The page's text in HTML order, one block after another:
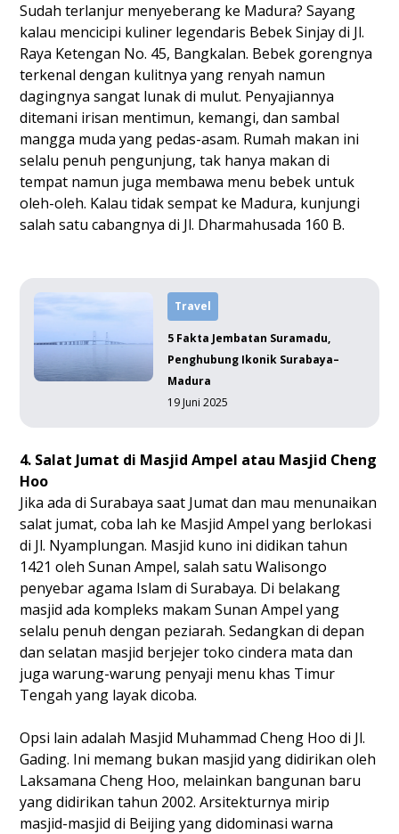
Sudah terlanjur menyeberang ke Madura? Sayang
kalau mencicipi kuliner legendaris Bebek Sinjay di Jl.
Raya Ketengan No. 45, Bangkalan. Bebek gorengnya
terkenal dengan kulitnya yang renyah namun
dagingnya sangat lunak di mulut. Penyajiannya
ditemani irisan mentimun, kemangi, dan sambal
mangga muda yang pedas-asam. Rumah makan ini
selalu penuh pengunjung, tak hanya makan di
tempat namun juga membawa menu bebek untuk
oleh-oleh. Kalau tidak sempat ke Madura, kunjungi
salah satu cabangnya di Jl. Dharmahusada 160 B.
Travel
5 Fakta Jembatan Suramadu,
Penghubung Ikonik Surabaya–
Madura
19 Juni 2025
4. Salat Jumat di Masjid Ampel atau Masjid Cheng
Hoo
Jika ada di Surabaya saat Jumat dan mau menunaikan
salat jumat, coba lah ke Masjid Ampel yang berlokasi
di Jl. Nyamplungan. Masjid kuno ini didikan tahun
1421 oleh Sunan Ampel, salah satu Walisongo
penyebar agama Islam di Surabaya. Di belakang
masjid ada kompleks makam Sunan Ampel yang
selalu penuh dengan peziarah. Sedangkan di depan
dan selatan masjid berjejer toko cindera mata dan
juga warung-warung penyaji menu khas Timur
Tengah yang layak dicoba.
Opsi lain adalah Masjid Muhammad Cheng Hoo di Jl.
Gading. Ini memang bukan masjid yang didirikan oleh
Laksamana Cheng Hoo, melainkan bangunan baru
yang didirikan tahun 2002. Arsitekturnya mirip
masjid-masjid di Beijing yang didominasi warna